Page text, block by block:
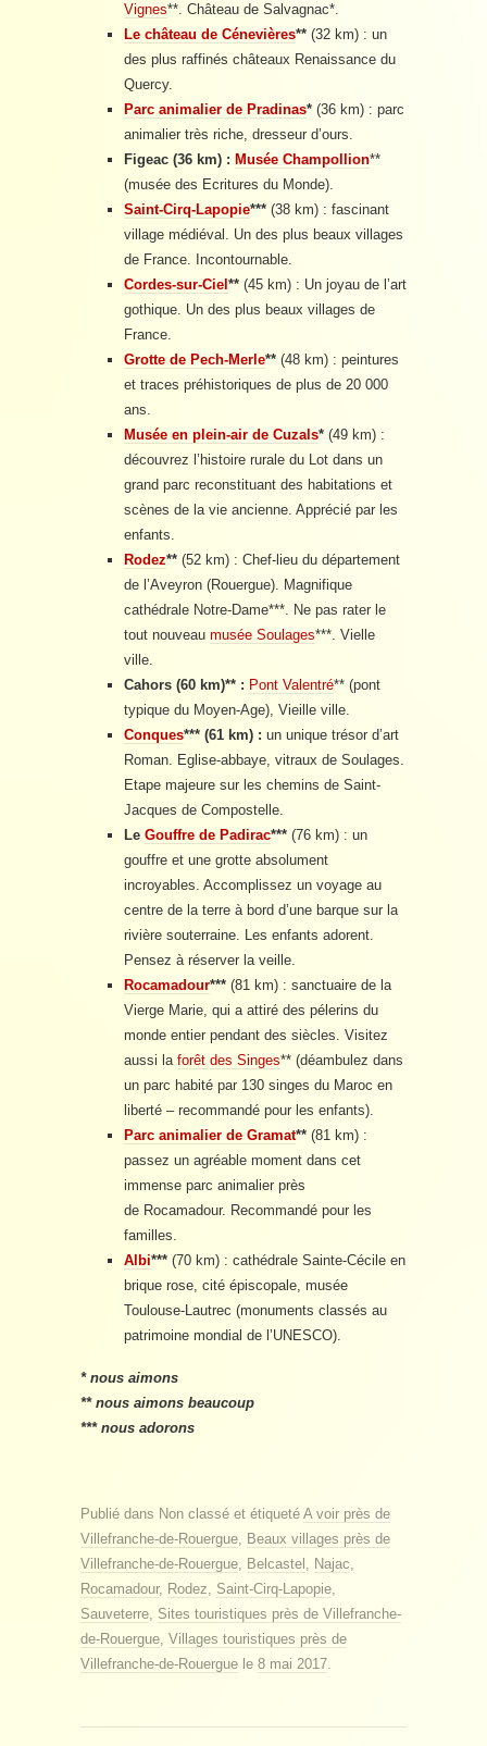
Vignes**. Château de Salvagnac*.
Le château de Cénevières** (32 km) : un
des plus raffinés châteaux Renaissance du
Quercy.
Parc animalier de Pradinas* (36 km) : parc
animalier très riche, dresseur d’ours.
Figeac (36 km) : Musée Champollion**
(musée des Ecritures du Monde).
Saint-Cirq-Lapopie*** (38 km) : fascinant
village médiéval. Un des plus beaux villages
de France. Incontournable.
Cordes-sur-Ciel** (45 km) : Un joyau de l’art
gothique. Un des plus beaux villages de
France.
Grotte de Pech-Merle** (48 km) : peintures
et traces préhistoriques de plus de 20 000
ans.
Musée en plein-air de Cuzals* (49 km) :
découvrez l’histoire rurale du Lot dans un
grand parc reconstituant des habitations et
scènes de la vie ancienne. Apprécié par les
enfants.
Rodez** (52 km) : Chef-lieu du département
de l’Aveyron (Rouergue). Magnifique
cathédrale Notre-Dame***. Ne pas rater le
tout nouveau musée Soulages***. Vielle
ville.
Cahors (60 km)** : Pont Valentré** (pont
typique du Moyen-Age), Vieille ville.
Conques*** (61 km) : un unique trésor d’art
Roman. Eglise-abbaye, vitraux de Soulages.
Etape majeure sur les chemins de Saint-
Jacques de Compostelle.
Le Gouffre de Padirac*** (76 km) : un
gouffre et une grotte absolument
incroyables. Accomplissez un voyage au
centre de la terre à bord d’une barque sur la
rivière souterraine. Les enfants adorent.
Pensez à réserver la veille.
Rocamadour*** (81 km) : sanctuaire de la
Vierge Marie, qui a attiré des pélerins du
monde entier pendant des siècles. Visitez
aussi la forêt des Singes** (déambulez dans
un parc habité par 130 singes du Maroc en
liberté – recommandé pour les enfants).
Parc animalier de Gramat** (81 km) :
passez un agréable moment dans cet
immense parc animalier près
de Rocamadour. Recommandé pour les
familles.
Albi*** (70 km) : cathédrale Sainte-Cécile en
brique rose, cité épiscopale, musée
Toulouse-Lautrec (monuments classés au
patrimoine mondial de l’UNESCO).
*nous aimons
**nous aimons beaucoup
***nous adorons
Publié dans Non classé et étiqueté A voir près de
Villefranche-de-Rouergue Beaux villages près de
Villefranche-de-Rouergue Belcastel Najac
Rocamadour, Rodez Saint-Cirq-Lapopie
Sauveterre Sites touristiques près de Villefranche-
de-Rouergue Villages touristiques près de
Villefranche-de-Rouergue le 8 mai 2017